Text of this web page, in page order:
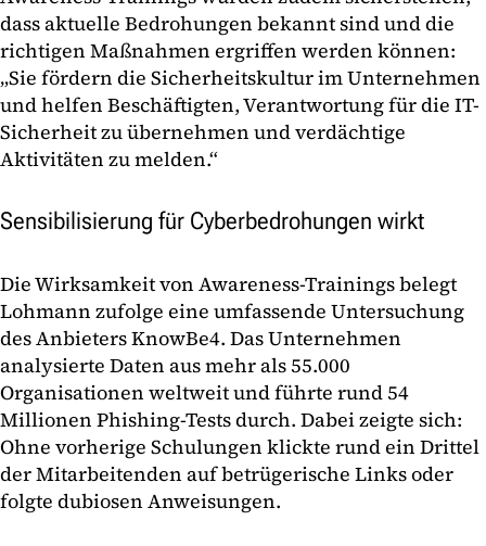
dass aktuelle Bedrohungen bekannt sind und die
richtigen Maßnahmen ergriffen werden können:
„Sie fördern die Sicherheitskultur im Unternehmen
und helfen Beschäftigten, Verantwortung für die IT-
Sicherheit zu übernehmen und verdächtige
Aktivitäten zu melden.“
Sensibilisierung für Cyberbedrohungen wirkt
Die Wirksamkeit von Awareness-Trainings belegt
Lohmann zufolge eine umfassende Untersuchung
des Anbieters KnowBe4. Das Unternehmen
analysierte Daten aus mehr als 55.000
Organisationen weltweit und führte rund 54
Millionen Phishing-Tests durch. Dabei zeigte sich:
Ohne vorherige Schulungen klickte rund ein Drittel
der Mitarbeitenden auf betrügerische Links oder
folgte dubiosen Anweisungen.